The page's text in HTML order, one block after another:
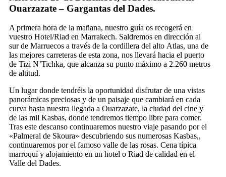
Ouarzazate – Gargantas del Dades.
A primera hora de la mañana, nuestro guía os recogerá en
vuestro Hotel/Riad en Marrakech. Saldremos en dirección al
sur de Marruecos a través de la cordillera del alto Atlas, una de
las mejores carreteras de esta zona, nos llevará hacia el puerto
de Tizi N’Tichka, que alcanza su punto máximo a 2.260 metros
de altitud.
Un lugar donde tendréis la oportunidad disfrutar de una vistas
panorámicas preciosas y de un paisaje que cambiará en cada
curva hasta nuestra llegada a Ouarzazate, la ciudad del cine y
de las mil Kasbas, donde tendremos tiempo libre para comer.
Tras este descanso continuaremos nuestro viaje pasando por el
«Palmeral de Skoura» descubriendo sus numerosas Kasbas,,
continuaremos por el famoso valle de las rosas. Cena típica
marroquí y alojamiento en un hotel o Riad de calidad en el
Valle del Dades.